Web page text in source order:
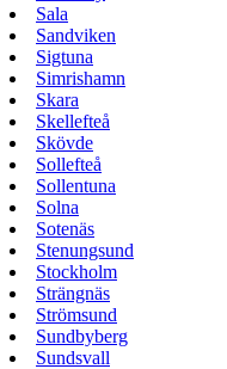
Sala
Sandviken
Sigtuna
Simrishamn
Skara
Skellefteå
Skövde
Sollefteå
Sollentuna
Solna
Sotenäs
Stenungsund
Stockholm
Strängnäs
Strömsund
Sundbyberg
Sundsvall